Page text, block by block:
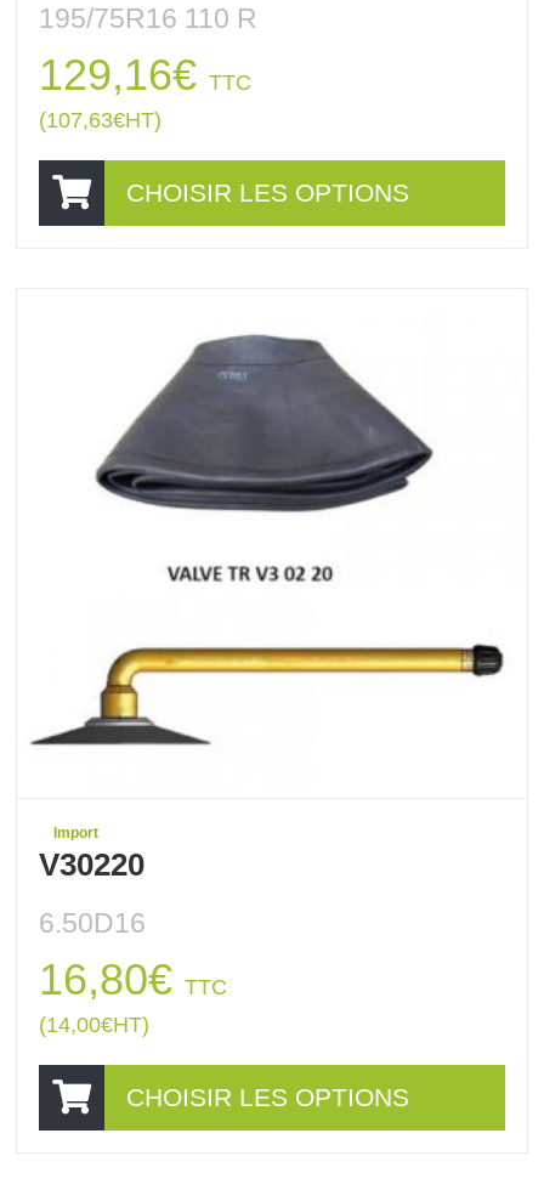
195/75R16 110 R
129,16€ TTC
(107,63€HT)
CHOISIR LES OPTIONS
Import
V30220
6.50D16
16,80€ TTC
(14,00€HT)
CHOISIR LES OPTIONS